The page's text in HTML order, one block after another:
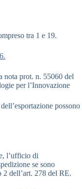
tra 1 e 19.
nota prot. n. 55060 del
per l’Innovazione
possono
l’ufficio di
se sono
dell’art. 278 del RE.